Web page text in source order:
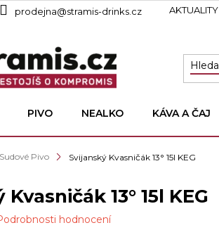
prodejna@stramis-drinks.cz AKTUALITY
PIVO NEALKO KÁVA A ČAJ
Sudové Pivo Svijanský Kvasničák 13° 15l KEG
13° 15l KEG
hodnocení